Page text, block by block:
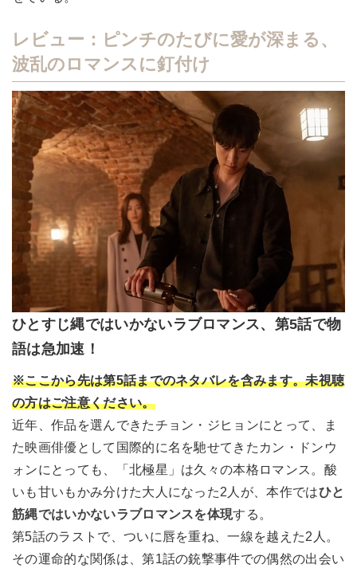
レビュー：ピンチのたびに愛が深まる、
波乱のロマンスに釘付け
ひとすじ縄ではいかないラブロマンス、第5話で物
語は急加速！
※ここから先は第5話までのネタバレを含みます。未視聴
の方はご注意ください。
近年、作品を選んできたチョン・ジヒョンにとって、ま
た映画俳優として国際的に名を馳せてきたカン・ドンウ
ォンにとっても、「北極星」は久々の本格ロマンス。酸
いも甘いもかみ分けた大人になった2人が、本作ではひと
筋縄ではいかないラブロマンスを体現する。
第5話のラストで、ついに唇を重ね、一線を越えた2人。
その運命的な関係は、第1話の銃撃事件での偶然の出会い